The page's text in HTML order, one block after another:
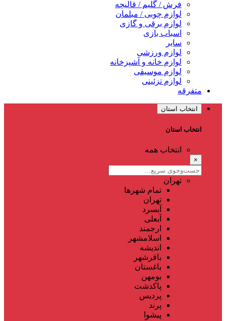
فرش / گلیم / قالیچه
لوازم چوبی / مبلمان
لوازم برقی و گازی
اسباب بازی
سایر
لوازم ورزشی
لوازم خانه و آشپزخانه
لوازم موسیقی
لوازم تزئینی
متفرقه
انتخاب استان
انتخاب استان
انتخاب همه
×
تهران
تمام شهر‌ها
تهران
آبسرد
آبعلی
ارجمند
اسلامشهر
اندیشه
باقرشهر
باغستان
بومهن
پاکدشت
پردیس
پرند
پیشوا